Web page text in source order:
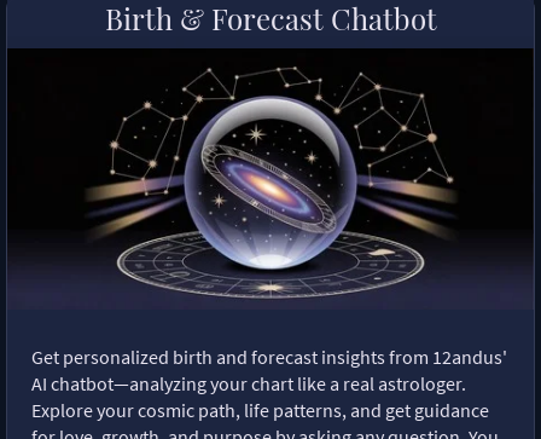
Birth & Forecast Chatbot
Get personalized birth and forecast insights from 12andus'
AI chatbot—analyzing your chart like a real astrologer.
Explore your cosmic path, life patterns, and get guidance